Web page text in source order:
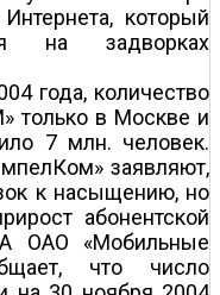
который
на задворках
года, количество
только в Москве и
7 млн. человек.
заявляют,
к насыщению, но
абонентской
ОАО «Мобильные
что число